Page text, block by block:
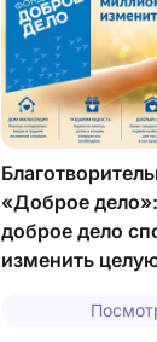
«Доброе
доброе дело
изменить